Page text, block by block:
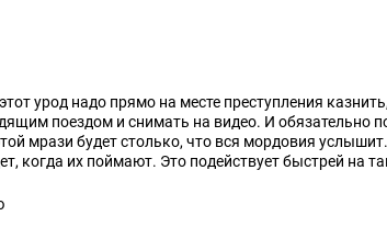
урод надо прямо на месте преступления
поездом и снимать на видео. И обязательно
мрази будет столько, что вся мордовия
когда их поймают. Это подействует быстрей на